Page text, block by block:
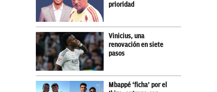
prioridad
Vinicius, una
renovación en siete
pasos
Mbappé ‘ficha’ por el